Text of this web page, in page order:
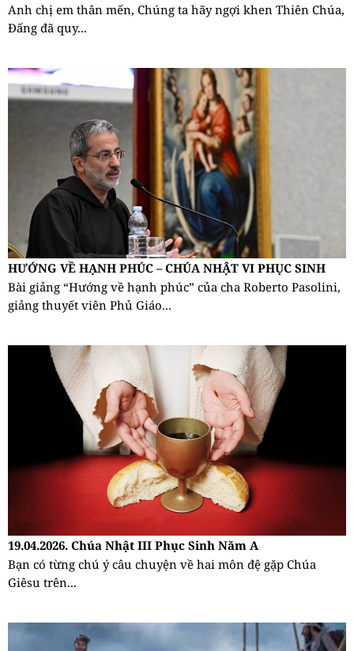
Anh chị em thân mến, Chúng ta hãy ngợi khen Thiên Chúa,
Đấng đã quy...
HƯỚNG VỀ HẠNH PHÚC – CHÚA NHẬT VI PHỤC SINH
Bài giảng “Hướng về hạnh phúc” của cha Roberto Pasolini,
giảng thuyết viên Phủ Giáo...
19.04.2026. Chúa Nhật III Phục Sinh Năm A
Bạn có từng chú ý câu chuyện về hai môn đệ gặp Chúa
Giêsu trên...